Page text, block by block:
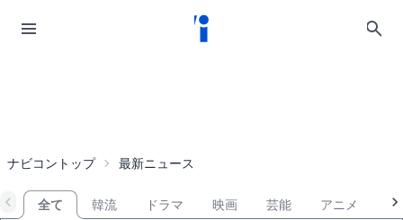
ナビコントップ 最新ニュース
全て 韓流 ドラマ 映画 芸能 アニメ